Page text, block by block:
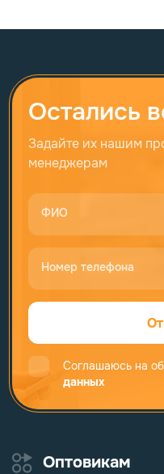
Остались
Задайте их нашим
менеджерам
ФИО
Номер телефона
Соглашаюсь на
данных
Оптовикам